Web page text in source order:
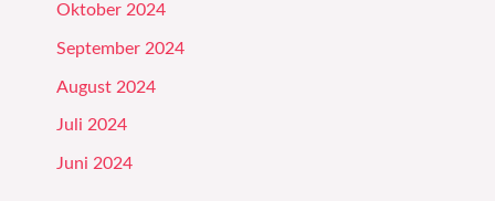
Oktober 2024
September 2024
August 2024
Juli 2024
Juni 2024